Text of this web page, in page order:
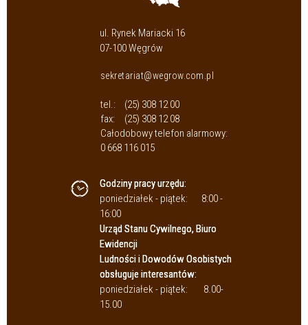
ul. Rynek Mariacki 16
07-100 Węgrów
sekretariat@wegrow.com.pl
tel.:
(25) 308 12 00
fax:
(25) 308 12 08
Całodobowy telefon alarmowy:
0 668 116 015
Godziny pracy urzędu:
poniedziałek - piątek:
8:00 -
16:00
Urząd Stanu Cywilnego, Biuro
Ewidencji
Ludności i Dowodów Osobistych
obsługuje interesantów:
poniedziałek - piątek:
8.00-
15.00